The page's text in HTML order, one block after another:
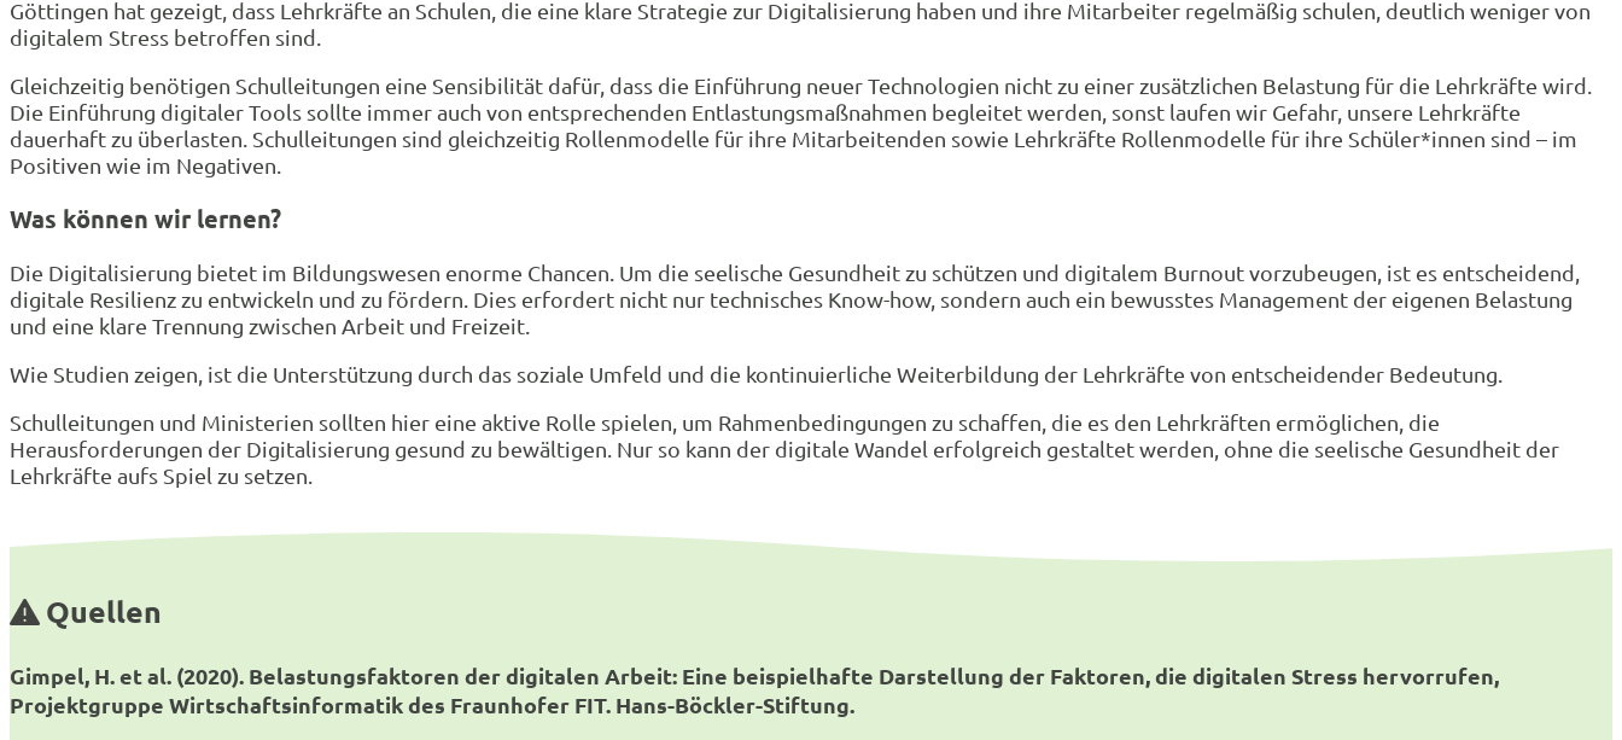
Göttingen hat gezeigt, dass Lehrkräfte an Schulen, die eine klare Strategie zur Digitalisierung haben und ihre Mitarbeiter regelmäßig schulen, deutlich weniger von
digitalem Stress betroffen sind.
Gleichzeitig benötigen Schulleitungen eine Sensibilität dafür, dass die Einführung neuer Technologien nicht zu einer zusätzlichen Belastung für die Lehrkräfte wird.
Die Einführung digitaler Tools sollte immer auch von entsprechenden Entlastungsmaßnahmen begleitet werden, sonst laufen wir Gefahr, unsere Lehrkräfte
dauerhaft zu überlasten. Schulleitungen sind gleichzeitig Rollenmodelle für ihre Mitarbeitenden sowie Lehrkräfte Rollenmodelle für ihre Schüler*innen sind – im
Positiven wie im Negativen.
Was können wir lernen?
Die Digitalisierung bietet im Bildungswesen enorme Chancen. Um die seelische Gesundheit zu schützen und digitalem Burnout vorzubeugen, ist es entscheidend,
digitale Resilienz zu entwickeln und zu fördern. Dies erfordert nicht nur technisches Know-how, sondern auch ein bewusstes Management der eigenen Belastung
und eine klare Trennung zwischen Arbeit und Freizeit.
Wie Studien zeigen, ist die Unterstützung durch das soziale Umfeld und die kontinuierliche Weiterbildung der Lehrkräfte von entscheidender Bedeutung.
Schulleitungen und Ministerien sollten hier eine aktive Rolle spielen, um Rahmenbedingungen zu schaffen, die es den Lehrkräften ermöglichen, die
Herausforderungen der Digitalisierung gesund zu bewältigen. Nur so kann der digitale Wandel erfolgreich gestaltet werden, ohne die seelische Gesundheit der
Lehrkräfte aufs Spiel zu setzen.
Quellen
Gimpel, H. et al. (2020). Belastungsfaktoren der digitalen Arbeit: Eine beispielhafte Darstellung der Faktoren, die digitalen Stress hervorrufen,
Projektgruppe Wirtschaftsinformatik des Fraunhofer FIT. Hans-Böckler-Stiftung.